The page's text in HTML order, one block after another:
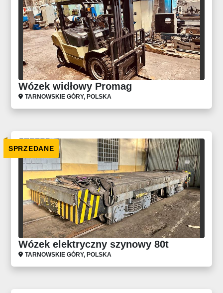
Wózek widłowy Promag
TARNOWSKIE GÓRY, POLSKA
SPRZEDANE
Wózek elektryczny szynowy 80t
TARNOWSKIE GÓRY, POLSKA